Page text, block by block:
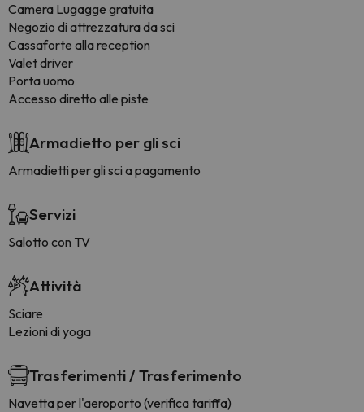
Camera Lugagge gratuita
Negozio di attrezzatura da sci
Cassaforte alla reception
Valet driver
Porta uomo
Accesso diretto alle piste
Armadietto per gli sci
Armadietti per gli sci a pagamento
Servizi
Salotto con TV
Attività
Sciare
Lezioni di yoga
Trasferimenti / Trasferimento
Navetta per l'aeroporto (verifica tariffa)